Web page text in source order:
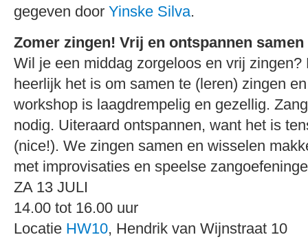
gegeven door Yinske Silva.
Zomer zingen! Vrij en ontspannen samen
Wil je een middag zorgeloos en vrij zingen?
heerlijk het is om samen te (leren) zingen
workshop is laagdrempelig en gezellig.
nodig. Uiteraard ontspannen, want het is
(nice!). We zingen samen en wisselen
met improvisaties en speelse
ZA 13 JULI
14.00 tot 16.00 uur
Locatie HW10, Hendrik van Wijnstraat 10